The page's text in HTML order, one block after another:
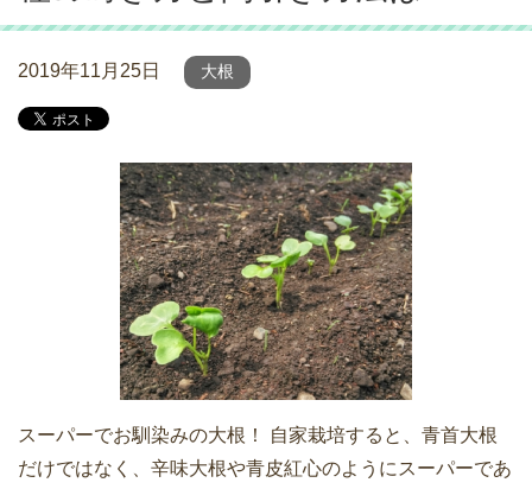
2019年11月25日 大根
スーパーでお馴染みの大根！ 自家栽培すると、青首大根
だけではなく、辛味大根や青皮紅心のようにスーパーであ